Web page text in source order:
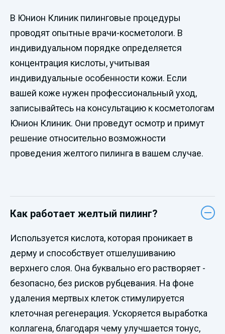
В Юнион Клиник пилинговые процедуры
проводят опытные врачи-косметологи. В
индивидуальном порядке определяется
концентрация кислоты, учитывая
индивидуальные особенности кожи. Если
вашей коже нужен профессиональный уход,
записывайтесь на консультацию к косметологам
Юнион Клиник. Они проведут осмотр и примут
решение относительно возможности
проведения желтого пилинга в вашем случае.
Как работает желтый пилинг?
Используется кислота, которая проникает в
дерму и способствует отшелушиванию
верхнего слоя. Она буквально его растворяет -
безопасно, без рисков рубцевания. На фоне
удаления мертвых клеток стимулируется
клеточная регенерация. Ускоряется выработка
коллагена, благодаря чему улучшается тонус,